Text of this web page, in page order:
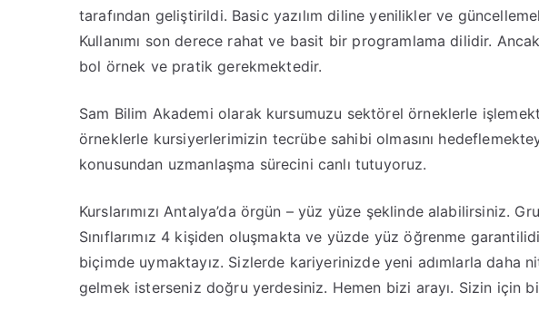
tarafından geliştirildi. Basic yazılım diline yenilikler ve
Kullanımı son derece rahat ve basit bir programlama dilidir.
bol örnek ve pratik gerekmektedir.
Sam Bilim Akademi olarak kursumuzu sektörel örneklerle
örneklerle kursiyerlerimizin tecrübe sahibi olmasını
konusundan uzmanlaşma sürecini canlı tutuyoruz.
Kurslarımızı Antalya’da örgün – yüz yüze şeklinde alabilirsiniz.
Sınıflarımız 4 kişiden oluşmakta ve yüzde yüz öğrenme
biçimde uymaktayız. Sizlerde kariyerinizde yeni adımlarla daha
gelmek isterseniz doğru yerdesiniz. Hemen bizi arayı. Sizin için